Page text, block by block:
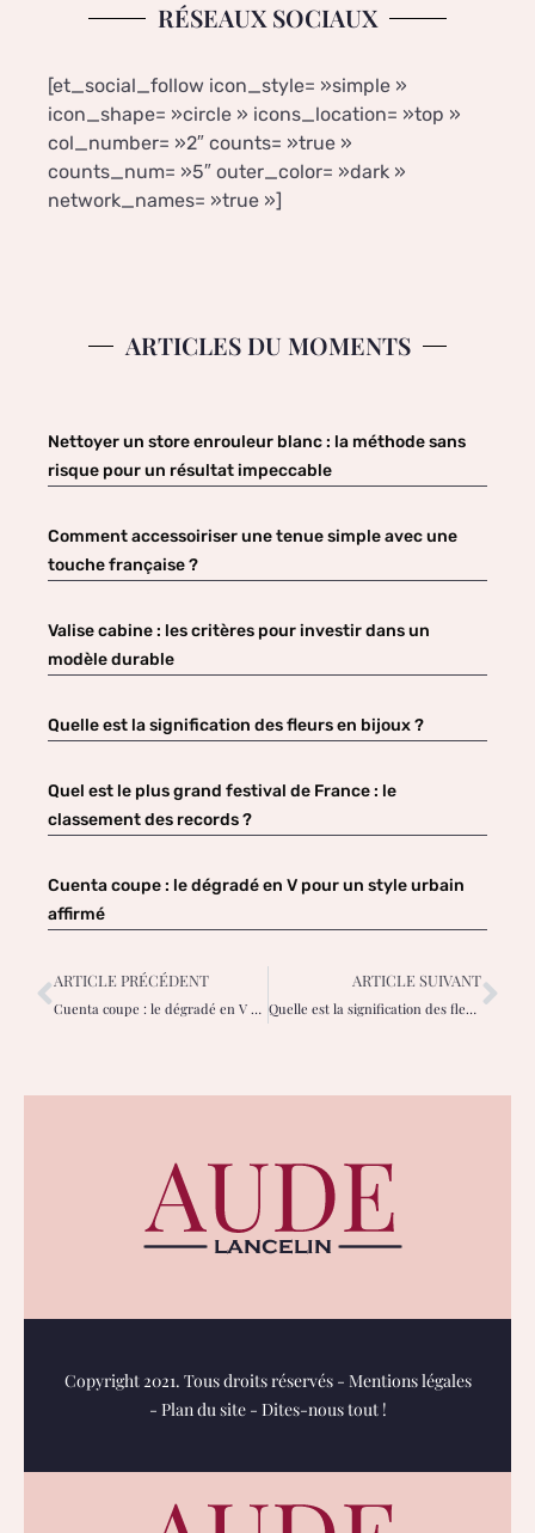
RÉSEAUX SOCIAUX
[et_social_follow icon_style= »simple »
icon_shape= »circle » icons_location= »top »
col_number= »2″ counts= »true »
counts_num= »5″ outer_color= »dark »
network_names= »true »]
ARTICLES DU MOMENTS
Nettoyer un store enrouleur blanc : la méthode sans
risque pour un résultat impeccable
Comment accessoiriser une tenue simple avec une
touche française ?
Valise cabine : les critères pour investir dans un
modèle durable
Quelle est la signification des fleurs en bijoux ?
Quel est le plus grand festival de France : le
classement des records ?
Cuenta coupe : le dégradé en V pour un style urbain
affirmé
ARTICLE PRÉCÉDENT
Cuenta coupe : le dégradé en V pour un style urbain affirmé
ARTICLE SUIVANT
Quelle est la signification des fleurs en bijoux ?
Copyright 2021. Tous droits réservés - Mentions légales
- Plan du site- Dites-nous tout !